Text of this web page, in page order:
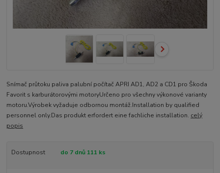
Snímač průtoku paliva palubní počítač APRI AD1, AD2 a CD1 pro Škoda
Favorit s karburátorovými motoryUrčeno pro všechny výkonové varianty
motoru.Výrobek vyžaduje odbornou montáž.Installation by qualified
personnel only.Das produkt erfordert eine fachliche installation. celý
popis
Dostupnost do 7 dnů 111 ks